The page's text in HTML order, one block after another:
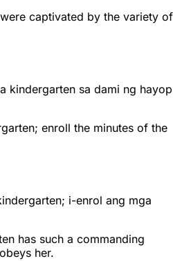
captivated by the variety of
kindergarten sa dami ng hayop
enroll the minutes of the
i-enrol ang mga
has such a commanding
her.